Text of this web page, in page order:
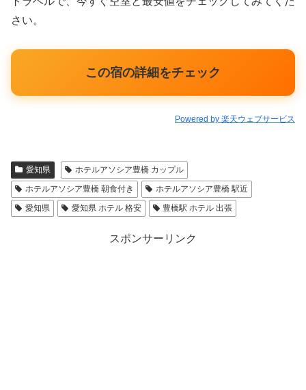
さい。
この宿の詳細をチェック
Powered by 楽天ウェブサービス
愛知県
ホテルアソシア豊橋 カップル
ホテルアソシア豊橋 朝食付き
ホテルアソシア豊橋 駅近
愛知県
愛知県 ホテル 格安 豊橋駅 ホテル 出張
スポンサーリンク